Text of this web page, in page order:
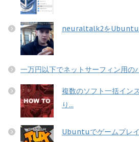
neuraltalk2をUbuntu
一万円以下でネットサーフィン用の
複数のソフト一括イン
り...
Ubuntuでゲームプレ